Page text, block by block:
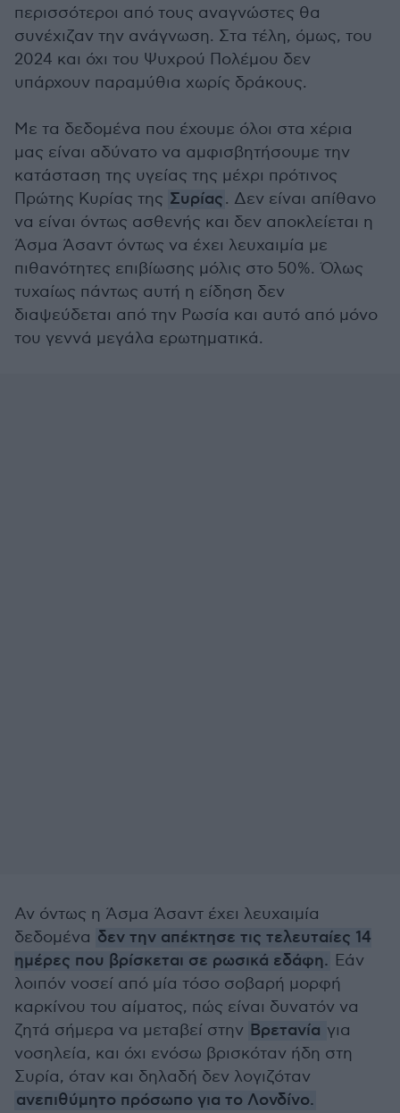
περισσότεροι από τους αναγνώστες θα
συνέχιζαν την ανάγνωση. Στα τέλη, όμως, του
2024 και όχι του Ψυχρού Πολέμου δεν
υπάρχουν παραμύθια χωρίς δράκους.
Με τα δεδομένα που έχουμε όλοι στα χέρια
μας είναι αδύνατο να αμφισβητήσουμε την
κατάσταση της υγείας της μέχρι πρότινος
Πρώτης Κυρίας της Συρίας. Δεν είναι απίθανο
να είναι όντως ασθενής και δεν αποκλείεται η
Άσμα Άσαντ όντως να έχει λευχαιμία με
πιθανότητες επιβίωσης μόλις στο 50%. Όλως
τυχαίως πάντως αυτή η είδηση δεν
διαψεύδεται από την Ρωσία και αυτό από μόνο
του γεννά μεγάλα ερωτηματικά.
Αν όντως η Άσμα Άσαντ έχει λευχαιμία
δεδομένα δεν την απέκτησε τις τελευταίες 14
ημέρες που βρίσκεται σε ρωσικά εδάφη. Εάν
λοιπόν νοσεί από μία τόσο σοβαρή μορφή
καρκίνου του αίματος, πώς είναι δυνατόν να
ζητά σήμερα να μεταβεί στην Βρετανία για
νοσηλεία, και όχι ενόσω βρισκόταν ήδη στη
Συρία, όταν και δηλαδή δεν λογιζόταν
ανεπιθύμητο πρόσωπο για το Λονδίνο.